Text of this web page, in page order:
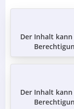
Der Inhalt
Der Inhalt